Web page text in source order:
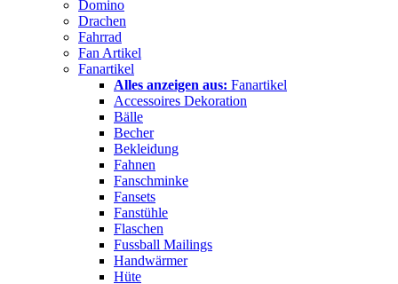
Domino
Drachen
Fahrrad
Fan Artikel
Fanartikel
Alles anzeigen aus: Fanartikel
Accessoires Dekoration
Bälle
Becher
Bekleidung
Fahnen
Fanschminke
Fansets
Fanstühle
Flaschen
Fussball Mailings
Handwärmer
Hüte